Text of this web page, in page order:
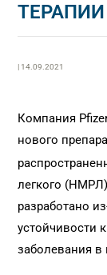
| 14.09.2021
Компания
нового
легкого
разработано
устойчивости
заболевания в